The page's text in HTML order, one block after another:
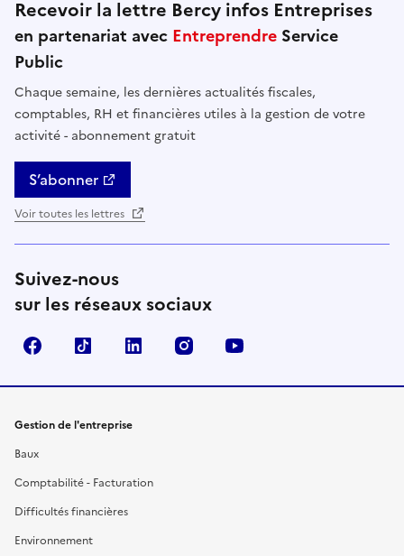
Recevoir la lettre Bercy infos Entreprises
en partenariat avec Entreprendre Service
Public
Chaque semaine, les dernières actualités fiscales,
comptables, RH et financières utiles à la gestion de votre
activité - abonnement gratuit
S’abonner
Voir toutes les lettres
Suivez-nous
sur les réseaux sociaux
FacebookTikTok Linkedin Instagram
Gestion de l'entreprise
Baux
Comptabilité - Facturation
Difficultés financières
Environnement